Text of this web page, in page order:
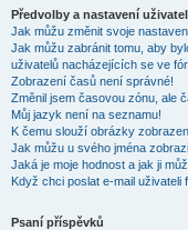
Předvolby a nastavení
Jak můžu změnit svoje
Jak můžu zabránit tomu, aby
uživatelů nacházejících se ve
Zobrazení časů není správné!
Změnil jsem časovou zónu, ale
Můj jazyk není na seznamu!
K čemu slouží obrázky
Jak můžu u svého jména
Jaká je moje hodnost a jak ji
Když chci poslat e-mail uživateli
Psaní příspěvků